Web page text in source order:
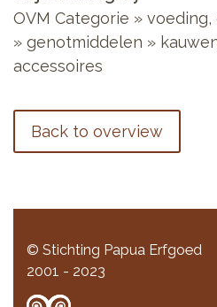
OVM Categorie » voeding,
» genotmiddelen »
accessoires
Back to overview
© Stichting Papua Erfgoed
2001 - 2023